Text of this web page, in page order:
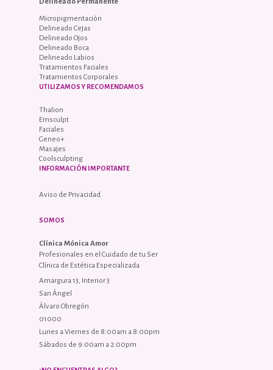
Delineado Permanente
Micropigmentación
Delineado Cejas
Delineado Ojos
Delineado Boca
Delineado Labios
Tratamientos Faciales
Tratamientos Corporales
UTILIZAMOS Y RECOMENDAMOS
Thalion
Emsculpt
Faciales
Geneo+
Masajes
Coolsculpting
INFORMACIÓN IMPORTANTE
Aviso de Privacidad
SOMOS
Clínica Mónica Amor
Profesionales en el Cuidado de tu Ser
Clínica de Estética Especializada
Amargura 13, Interior 3
San Ángel
Álvaro Obregón
01000
Lunes a Viernes de 8:00am a 8:00pm
Sábados de 9:00am a 2:00pm